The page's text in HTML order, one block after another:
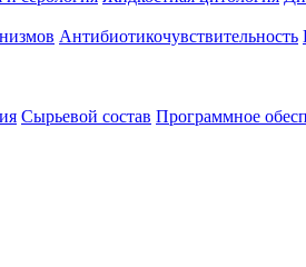
Антибиотикочувствительность
Сырьевой состав Программное